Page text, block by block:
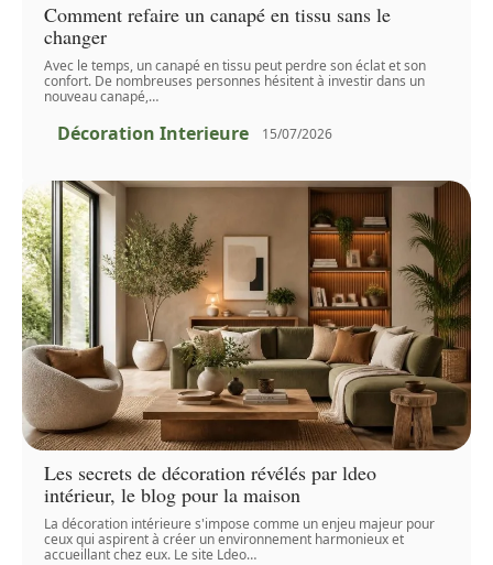
Comment refaire un canapé en tissu sans le
changer
Avec le temps, un canapé en tissu peut perdre son éclat et son
confort. De nombreuses personnes hésitent à investir dans un
nouveau canapé,…
Décoration Interieure 15/07/2026
Les secrets de décoration révélés par ldeo
intérieur, le blog pour la maison
La décoration intérieure s'impose comme un enjeu majeur pour
ceux qui aspirent à créer un environnement harmonieux et
accueillant chez eux. Le site Ldeo…